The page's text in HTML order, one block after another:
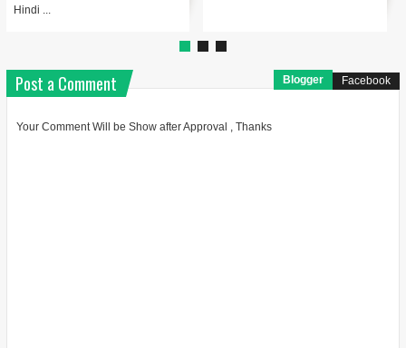
Post a Comment Blogger Facebook
Your Comment Will be Show after Approval , Thanks